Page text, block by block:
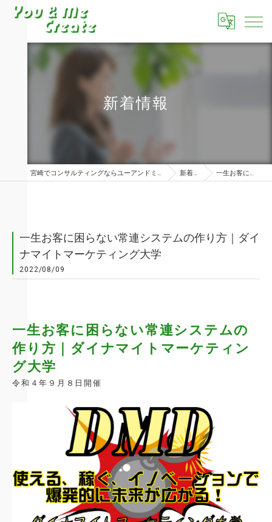
新着情報
宮崎でコンサルティングならユーアンドミークリエイト株式会社 新着情報 一生お客に困らない…
一生お客に困らない常連システムの作り方｜ダイ
ナマイトマーケティング大学
2022/08/09
令和４年９月８日開催
一生お客に困らない常連システムの
作り方｜ダイナマイトマーケティン
グ大学